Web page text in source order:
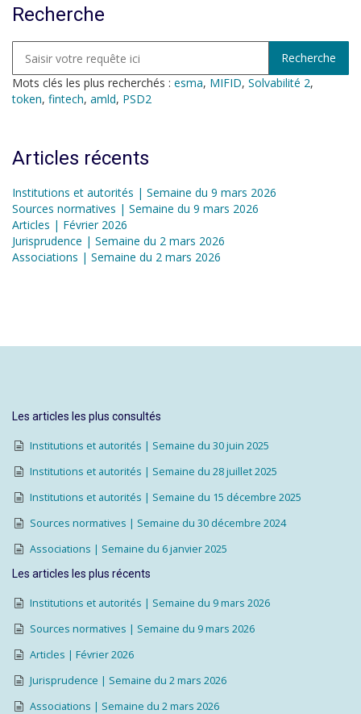
Recherche
Mots clés les plus recherchés : esma, MIFID, Solvabilité 2,
token, fintech, amld, PSD2
Articles récents
Institutions et autorités | Semaine du 9 mars 2026
Sources normatives | Semaine du 9 mars 2026
Articles | Février 2026
Jurisprudence | Semaine du 2 mars 2026
Associations | Semaine du 2 mars 2026
Les articles les plus consultés
Institutions et autorités | Semaine du 30 juin 2025
Institutions et autorités | Semaine du 28 juillet 2025
Institutions et autorités | Semaine du 15 décembre 2025
Sources normatives | Semaine du 30 décembre 2024
Associations | Semaine du 6 janvier 2025
Les articles les plus récents
Institutions et autorités | Semaine du 9 mars 2026
Sources normatives | Semaine du 9 mars 2026
Articles | Février 2026
Jurisprudence | Semaine du 2 mars 2026
Associations | Semaine du 2 mars 2026